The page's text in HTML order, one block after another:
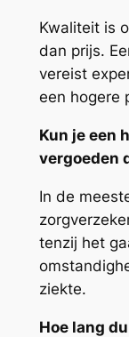
Kwaliteit is
dan prijs.
vereist
een hogere
Kun je een
vergoeden
In de
tenzij het
ziekte.
Hoe lang